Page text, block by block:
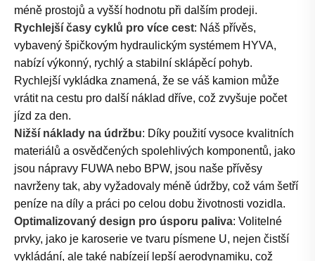
méně prostojů a vyšší hodnotu při dalším prodeji.
Rychlejší časy cyklů pro více cest: Náš přívěs,
vybavený špičkovým hydraulickým systémem HYVA,
nabízí výkonný, rychlý a stabilní sklápěcí pohyb.
Rychlejší vykládka znamená, že se váš kamion může
vrátit na cestu pro další náklad dříve, což zvyšuje počet
jízd za den.
Nižší náklady na údržbu: Díky použití vysoce kvalitních
materiálů a osvědčených spolehlivých komponentů, jako
jsou nápravy FUWA nebo BPW, jsou naše přívěsy
navrženy tak, aby vyžadovaly méně údržby, což vám šetří
peníze na díly a práci po celou dobu životnosti vozidla.
Optimalizovaný design pro úsporu paliva: Volitelné
prvky, jako je karoserie ve tvaru písmene U, nejen čistší
vykládání, ale také nabízejí lepší aerodynamiku, což